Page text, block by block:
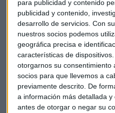
para publicidad y contenido
publicidad y contenido,
desarrollo de servicios. Con
nuestros socios podemos
geográfica precisa e
características de
otorgarnos su consentimiento
socios para que llevemos a
previamente descrito. De
a información más detallada
antes de otorgar o negar su
abajo los títulos de la firma. El
enfrenta a una "dura
"IBM es una compañía
competidores grandes y
IBM anunció que entre
beneficios netos cayeron
millones de dólares.